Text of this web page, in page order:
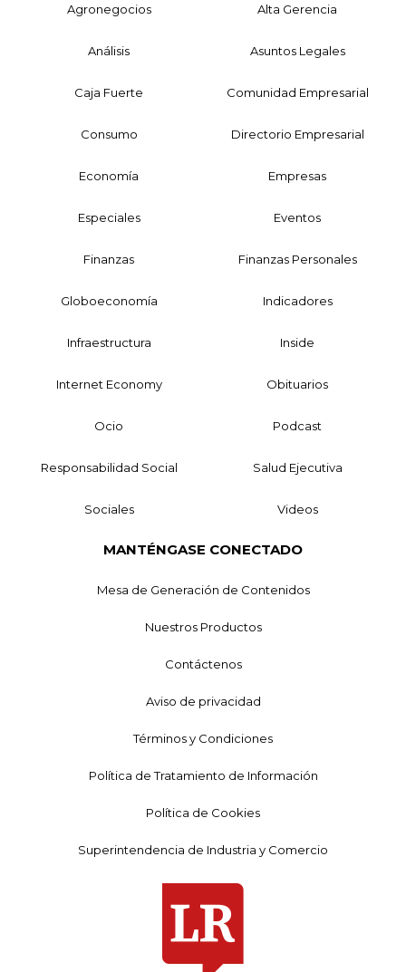
Agronegocios Alta Gerencia
Análisis Asuntos Legales
Caja Fuerte Comunidad Empresarial
Consumo Directorio Empresarial
Economía Empresas
Especiales Eventos
Finanzas Finanzas Personales
Globoeconomía Indicadores
Infraestructura Inside
Internet Economy Obituarios
Ocio Podcast
Responsabilidad Social Salud Ejecutiva
Sociales Videos
MANTÉNGASE CONECTADO
Mesa de Generación de Contenidos
Nuestros Productos
Contáctenos
Aviso de privacidad
Términos y Condiciones
Política de Tratamiento de Información
Política de Cookies
Superintendencia de Industria y Comercio